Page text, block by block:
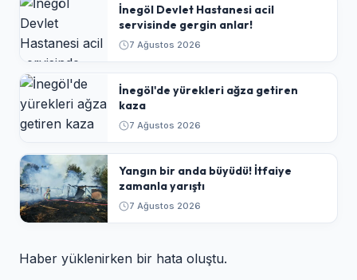
İnegöl Devlet Hastanesi acil
servisinde gergin anlar!
7 Ağustos 2026
İnegöl'de yürekleri ağza getiren
kaza
7 Ağustos 2026
Yangın bir anda büyüdü! İtfaiye
zamanla yarıştı
7 Ağustos 2026
Haber yüklenirken bir hata oluştu.